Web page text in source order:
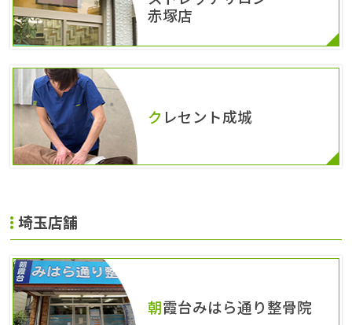
赤塚店
クレセント成城
埼玉店舗
朝霞台みはら通り整骨院